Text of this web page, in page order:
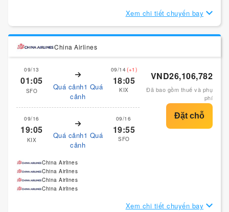
Xem chi tiết chuyến bay
China Airlines
09/13
01:05
SFO
Quá cảnh1 Quá
cảnh
09/14(+1)
18:05
KIX
09/16
19:05
KIX
Quá cảnh1 Quá
cảnh
09/16
19:55
SFO
VND26,106,782
Đã bao gồm thuế và phụ
phí
China Airlines
China Airlines
China Airlines
China Airlines
Xem chi tiết chuyến bay